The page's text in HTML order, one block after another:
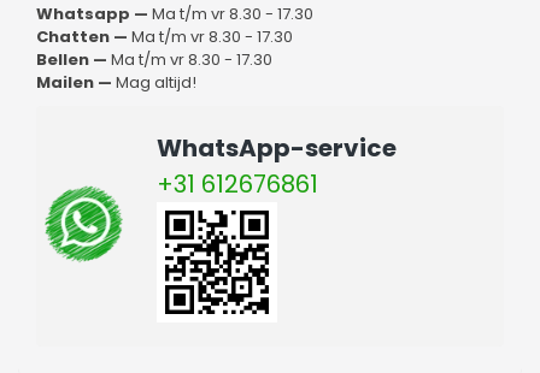
Whatsapp — Ma t/m vr 8.30 - 17.30
Chatten — Ma t/m vr 8.30 - 17.30
Bellen — Ma t/m vr 8.30 - 17.30
Mailen — Mag altijd!
WhatsApp-service
+31 612676861